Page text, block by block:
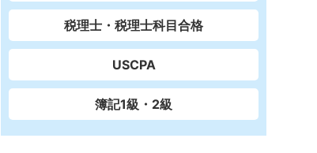
税理士・税理士科目合格
USCPA
簿記1級・2級